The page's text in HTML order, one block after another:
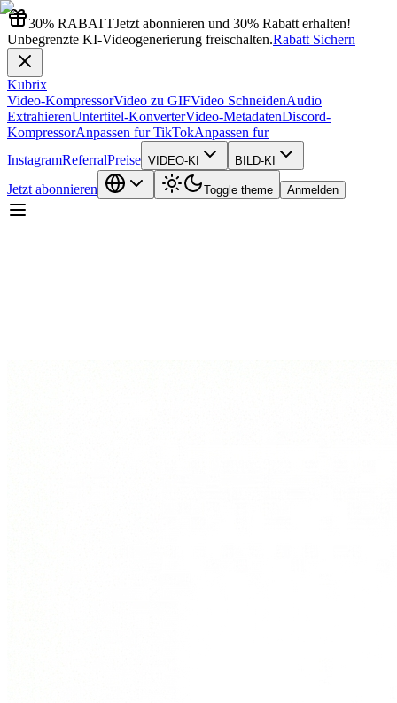
30% RABATTJetzt abonnieren und 30% Rabatt erhalten!
Unbegrenzte KI-Videogenerierung freischalten.Rabatt Sichern
Kubrix
Video-KompressorVideo zu GIFVideo SchneidenAudio
ExtrahierenUntertitel-KonverterVideo-MetadatenDiscord-
KompressorAnpassen fur TikTokAnpassen fur
InstagramReferralPreise VIDEO-KI BILD-KI
Jetzt abonnieren Toggle theme Anmelden